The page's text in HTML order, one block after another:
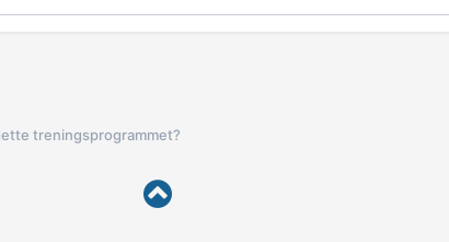
treningsprogrammet?